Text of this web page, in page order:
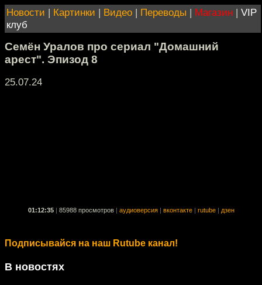
Новости | Картинки | Видео | Переводы | Магазин | VIP
клуб
Семён Уралов про сериал "Домашний
арест". Эпизод 8
25.07.24
01:12:35 85988 просмотров аудиоверсия вконтакте rutube дзен
Подписывайся на наш Rutube канал!
В новостях